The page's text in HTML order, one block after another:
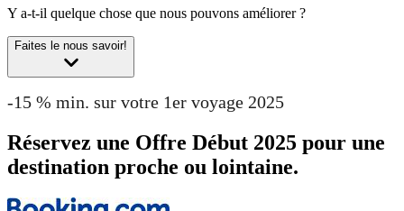
Y a-t-il quelque chose que nous pouvons améliorer ?
Faites le nous savoir!
-15 % min. sur votre 1er voyage 2025
Réservez une Offre Début 2025 pour une
destination proche ou lointaine.